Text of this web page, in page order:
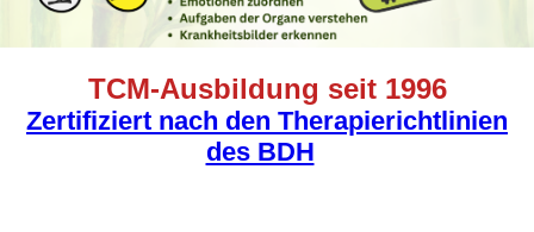
TCM-Ausbildung seit 1996
Zertifiziert nach den Therapierichtlinien
des BDH